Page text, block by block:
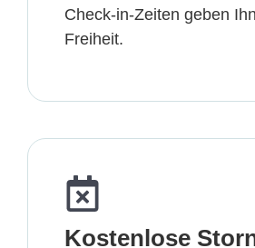
Check-in-Zeiten geben
Freiheit.
Kostenlose